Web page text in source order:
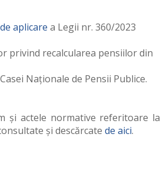
aplicare a Legii nr. 360/2023
privind recalcularea pensiilor din
Casei Naţionale de Pensii Publice.
şi actele normative referitoare la
şi descărcatede aici.